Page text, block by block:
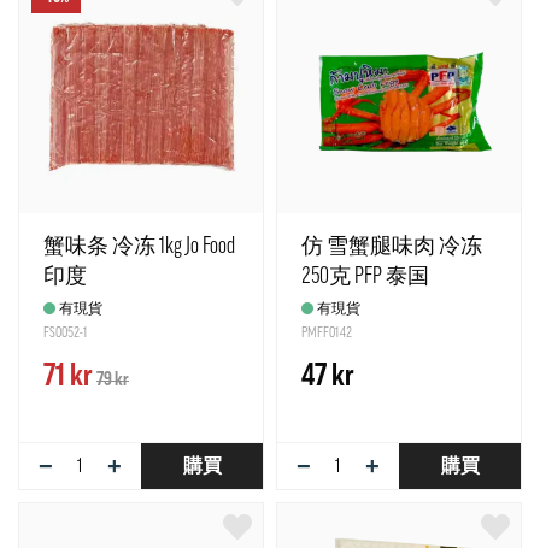
蟹味条 冷冻 1kg Jo Food
印度
有現貨
FS0052-1
71 kr79 kr
− + 購買
仿 雪蟹腿味肉 冷冻
250克 PFP 泰国
有現貨
PMFF0142
47 kr
− + 購買